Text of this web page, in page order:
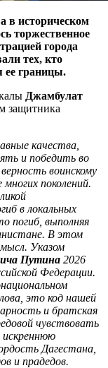
в историческом
торжественное
города
тех, кто
ее границы.
Джамбулат
защитника
качества,
и победить во
воинскому
поколений.
в локальных
погиб, выполняя
В этом
Указом
Путина 2026
Федерации.
это код нашей
и братская
чувствовать
Дагестана,
и прадедов.